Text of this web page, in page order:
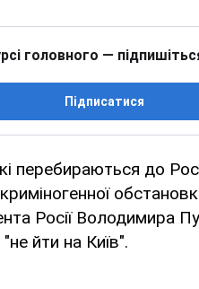
головного —
Підписатися
перебираються до
Росії Володимира
йти на Київ".